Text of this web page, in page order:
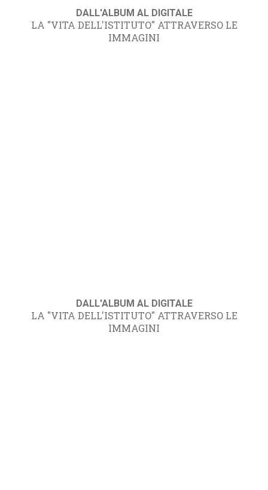
DALL'ALBUM AL DIGITALE
LA "VITA DELL'ISTITUTO" ATTRAVERSO LE
IMMAGINI
DALL'ALBUM AL DIGITALE
LA "VITA DELL'ISTITUTO" ATTRAVERSO LE
IMMAGINI